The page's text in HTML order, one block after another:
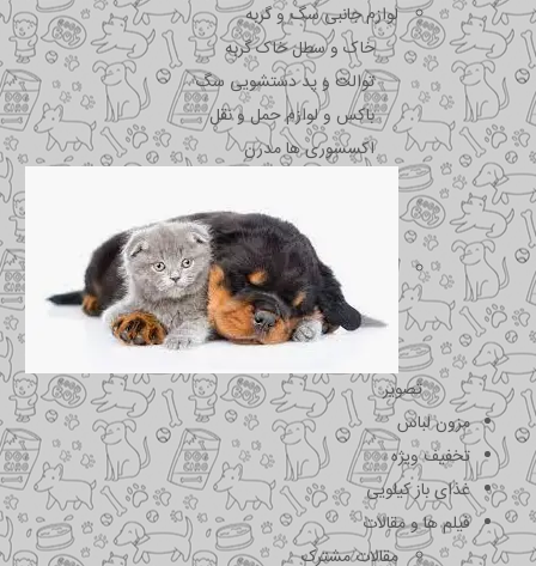
لوازم جانبی سگ و گربه
خاک و سطل خاک گربه
توالت و پد دستشویی سگ
باکس و لوازم حمل و نقل
اکسسوری ها مدرن
تصویر
مزون لباس
تخفیف ویژه
غذای باز کیلویی
فیلم ها و مقالات
مقالات مشترک